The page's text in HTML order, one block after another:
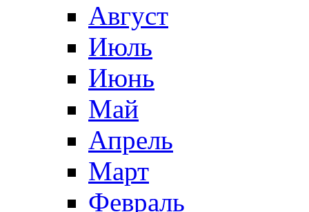
Август
Июль
Июнь
Май
Апрель
Март
Февраль